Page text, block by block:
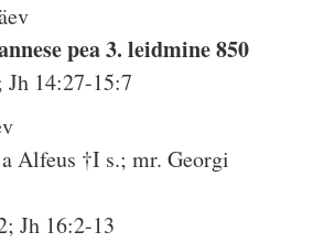
pea 3. leidmine 850
14:27-15:7
Alfeus †I s.; mr. Georgi
Jh 16:2-13